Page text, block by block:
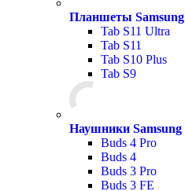
Планшеты Samsung
Tab S11 Ultra
Tab S11
Tab S10 Plus
Tab S9
Наушники Samsung
Buds 4 Pro
Buds 4
Buds 3 Pro
Buds 3 FE